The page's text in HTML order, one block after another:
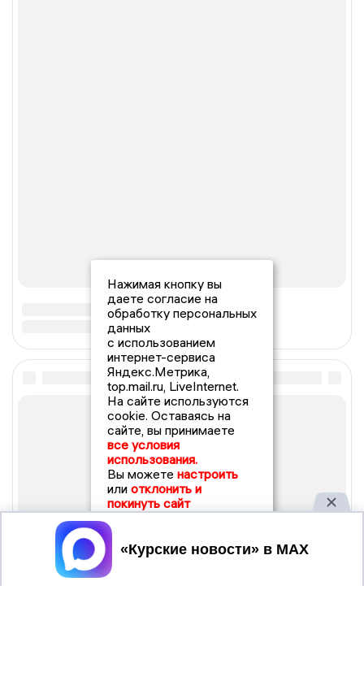
Нажимая кнопку вы
даете согласие на
обработку персональных
данных
с использованием
интернет-сервиса
Яндекс.Метрика,
top.mail.ru, LiveInternet.
На сайте используются
cookie. Оставаясь на
сайте, вы принимаете
все условия
использования.
Вы можете настроить
или отклонить и
покинуть сайт
Принять